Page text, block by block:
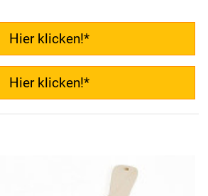
Hier klicken!*
Hier klicken!*